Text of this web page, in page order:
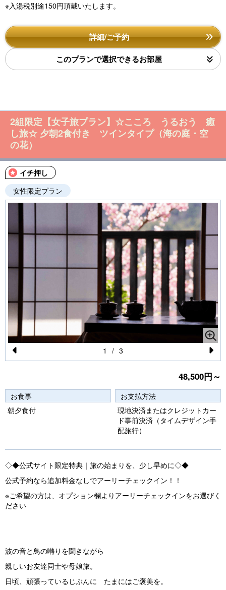
※入湯税別途150円頂戴いたします。
詳細/ご予約
このプランで選択できるお部屋
2組限定【女子旅プラン】☆こころ うるおう 癒
し旅☆ 夕朝2食付き ツインタイプ（海の庭・空
の花）
イチ押し
女性限定プラン
Pr
vi
o
N
e
xt
1 / 3
48,500円～
お食事
朝夕食付
お支払方法
現地決済またはクレジットカー
ド事前決済（タイムデザイン手
配旅行）
◇◆公式サイト限定特典｜旅の始まりを、少し早めに◇◆
公式予約なら追加料金なしでアーリーチェックイン！！
※ご希望の方は、オプション欄よりアーリーチェックインをお選びく
ださい
波の音と鳥の囀りを聞きながら
親しいお友達同士や母娘旅。
日頃、頑張っているじぶんに たまにはご褒美を。